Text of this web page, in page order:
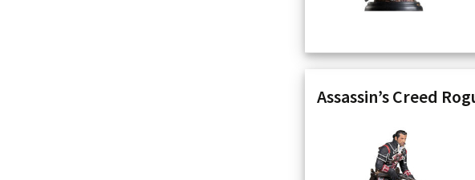
Assassin’s Creed